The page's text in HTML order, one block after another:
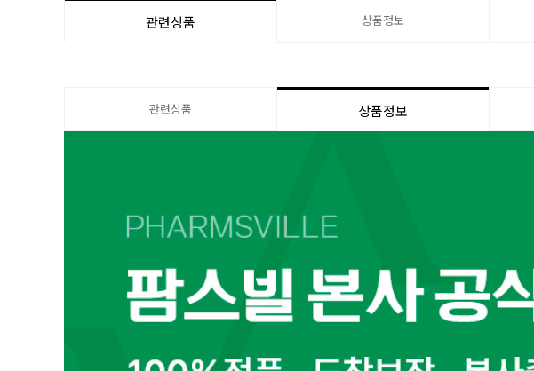
관련상품 상품정보
관련상품 상품정보